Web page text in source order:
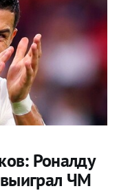
Роналду
выиграл ЧМ